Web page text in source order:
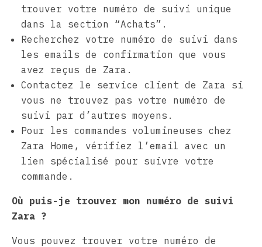
trouver votre numéro de suivi unique
dans la section “Achats”.
Recherchez votre numéro de suivi dans
les emails de confirmation que vous
avez reçus de Zara.
Contactez le service client de Zara si
vous ne trouvez pas votre numéro de
suivi par d’autres moyens.
Pour les commandes volumineuses chez
Zara Home, vérifiez l’email avec un
lien spécialisé pour suivre votre
commande.
Où puis-je trouver mon numéro de suivi
Zara ?
Vous pouvez trouver votre numéro de